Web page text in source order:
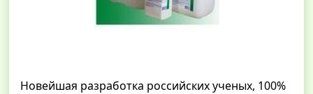
Новейшая разработка российских ученых, 100%